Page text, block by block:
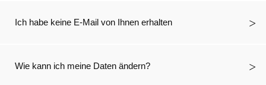
Ich habe keine E-Mail von Ihnen erhalten
Wie kann ich meine Daten ändern?